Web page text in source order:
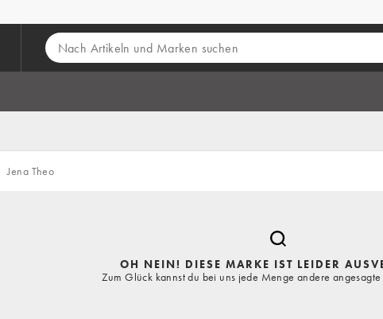
Jena Theo
OH NEIN! DIESE MARKE IST LEIDER
Zum Glück kannst du bei uns jede Menge andere angesagte